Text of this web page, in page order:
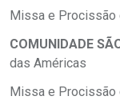
Missa e Procissão
COMUNIDADE
das Américas
Missa e Procissão